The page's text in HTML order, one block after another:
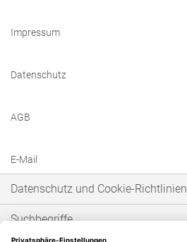
Impressum
Datenschutz
AGB
E-Mail
Datenschutz und Cookie-Richtlinien
Suchbegriffe